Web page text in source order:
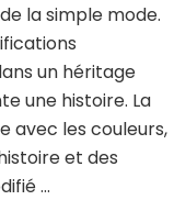
la simple mode.
un héritage
une histoire. La
avec les couleurs,
et des
…